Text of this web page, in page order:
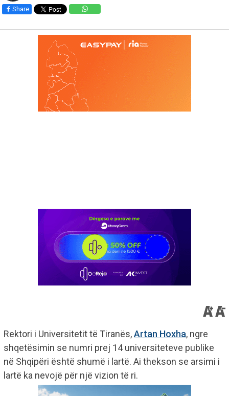
Share
Rektori i Universitetit të Tiranës,Artan Hoxha, ngre
shqetësimin se numri prej 14 universiteteve publike
në Shqipëri është shumë i lartë. Ai thekson se arsimi i
lartë ka nevojë për një vizion të ri.